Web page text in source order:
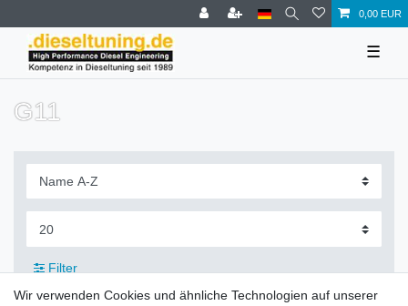
0,00 EUR
☰
G11
Filter
Wir verwenden Cookies und ähnliche Technologien auf unserer